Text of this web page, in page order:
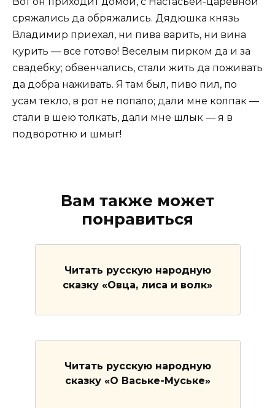
сряжались да обряжались. Дядюшка князь
Владимир приехал, ни пива варить, ни вина
курить — все готово! Веселым пирком да и за
свадебку; обвенчались, стали жить да поживать
да добра наживать. Я там был, пиво пил, по
усам текло, в рот не попало; дали мне колпак —
стали в шею толкать, дали мне шлык — я в
подворотню и шмыг!
Вам также может
понравиться
Читать русскую народную
сказку «Овца, лиса и волк»
Читать русскую народную
сказку «О Ваське-Муське»